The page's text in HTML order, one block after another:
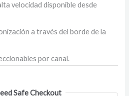
velocidad disponible desde
a través del borde de la
por canal.
Safe Checkout